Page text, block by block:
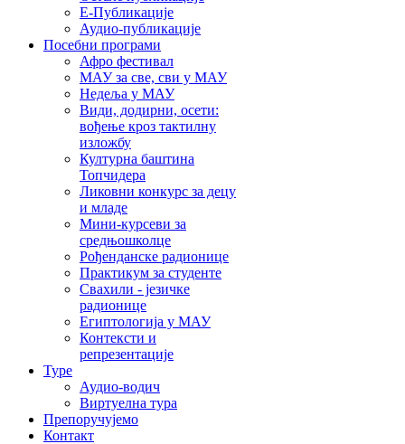
Е-Публикације
Аудио-публикације
Посебни програми
Афро фестивал
МАУ за све, сви у МАУ
Недеља у МАУ
Види, додирни, осети:
вођење кроз тактилну
изложбу
Културна баштина
Топчидера
Ликовни конкурс за децу
и младе
Мини-курсеви за
средњошколце
Рођенданске радионице
Практикум за студенте
Свахили - језичке
радионице
Египтологија у МАУ
Контексти и
репрезентације
Туре
Аудио-водич
Виртуелна тура
Препоручујемо
Контакт